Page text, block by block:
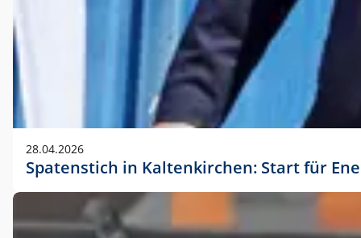
28.04.2026
Spatenstich in Kaltenkirchen: Start für